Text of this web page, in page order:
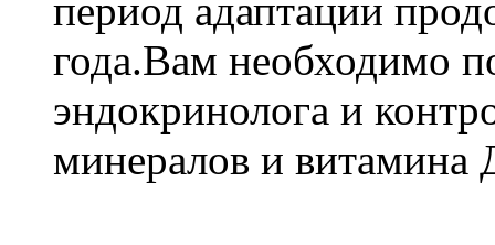
период адаптации
года.Вам необходимо
эндокринолога и
минералов и витамина